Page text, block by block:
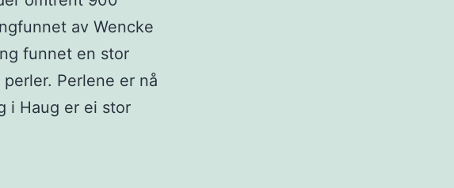
av Wencke
funnet en stor
Perlene er nå
i Haug er ei stor